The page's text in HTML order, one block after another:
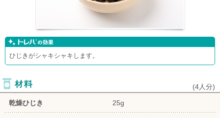
ひじきがシャキシャキします。
(4人分)
乾燥ひじき 25g